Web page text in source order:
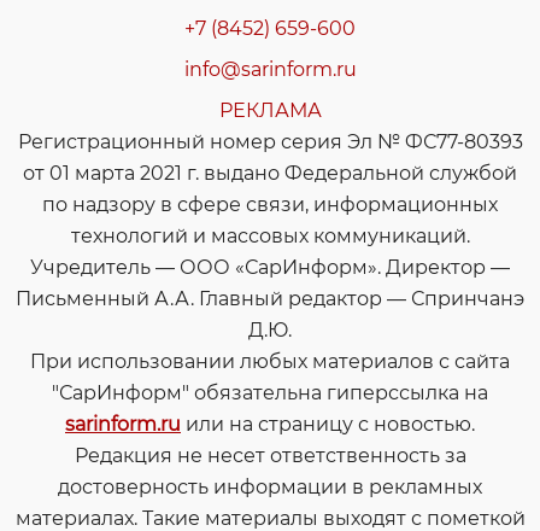
+7 (8452) 659-600
info@sarinform.ru
РЕКЛАМА
Регистрационный номер серия Эл № ФС77-80393
от 01 марта 2021 г. выдано Федеральной службой
по надзору в сфере связи, информационных
технологий и массовых коммуникаций.
Учредитель — ООО «СарИнформ». Директор —
Письменный А.А. Главный редактор — Спринчанэ
Д.Ю.
При использовании любых материалов с сайта
"СарИнформ" обязательна гиперссылка на
sarinform.ru или на страницу с новостью.
Редакция не несет ответственность за
достоверность информации в рекламных
материалах. Такие материалы выходят с пометкой